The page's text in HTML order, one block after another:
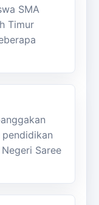
SMA
Timur
Saree
Saree
Timur